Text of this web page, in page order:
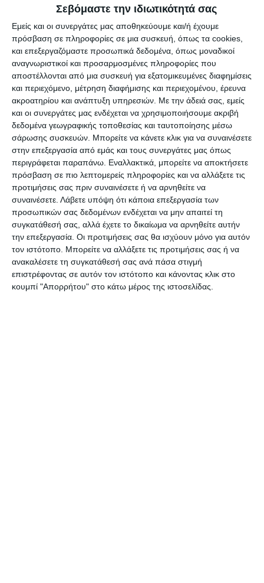
Σεβόμαστε την ιδιωτικότητά σας
Εμείς και οι συνεργάτες μας αποθηκεύουμε και/ή έχουμε
πρόσβαση σε πληροφορίες σε μια συσκευή, όπως τα cookies,
και επεξεργαζόμαστε προσωπικά δεδομένα, όπως μοναδικοί
αναγνωριστικοί και προσαρμοσμένες πληροφορίες που
αποστέλλονται από μια συσκευή για εξατομικευμένες διαφημίσεις
και περιεχόμενο, μέτρηση διαφήμισης και περιεχομένου, έρευνα
ακροατηρίου και ανάπτυξη υπηρεσιών. Με την άδειά σας, εμείς
και οι συνεργάτες μας ενδέχεται να χρησιμοποιήσουμε ακριβή
δεδομένα γεωγραφικής τοποθεσίας και ταυτοποίησης μέσω
σάρωσης συσκευών. Μπορείτε να κάνετε κλικ για να συναινέσετε
στην επεξεργασία από εμάς και τους συνεργάτες μας όπως
περιγράφεται παραπάνω. Εναλλακτικά, μπορείτε να αποκτήσετε
πρόσβαση σε πιο λεπτομερείς πληροφορίες και να αλλάξετε τις
προτιμήσεις σας πριν συναινέσετε ή να αρνηθείτε να
συναινέσετε. Λάβετε υπόψη ότι κάποια επεξεργασία των
προσωπικών σας δεδομένων ενδέχεται να μην απαιτεί τη
συγκατάθεσή σας, αλλά έχετε το δικαίωμα να αρνηθείτε αυτήν
την επεξεργασία. Οι προτιμήσεις σας θα ισχύουν μόνο για αυτόν
τον ιστότοπο. Μπορείτε να αλλάξετε τις προτιμήσεις σας ή να
ανακαλέσετε τη συγκατάθεσή σας ανά πάσα στιγμή
επιστρέφοντας σε αυτόν τον ιστότοπο και κάνοντας κλικ στο
κουμπί "Απορρήτου" στο κάτω μέρος της ιστοσελίδας.
Ο Διονύσης Ακτύπης